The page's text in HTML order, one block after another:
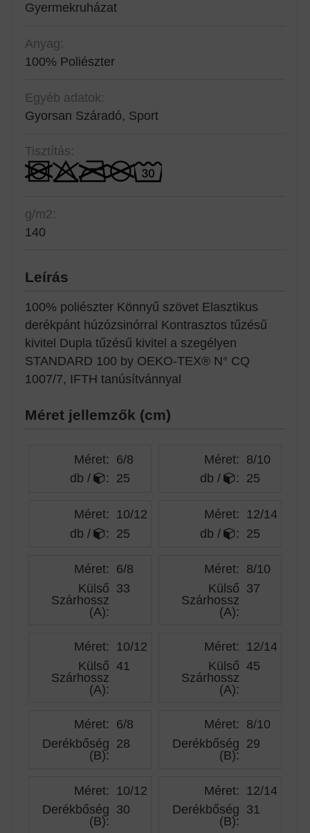
Gyermekruházat
Anyag:
100% Poliészter
Egyéb adatok:
Gyorsan Száradó, Sport
Tisztítás:
g/m2:
140
Leírás
100% poliészter Könnyű szövet Elasztikus
derékpánt húzózsinórral Kontrasztos tűzésű
kivitel Dupla tűzésű kivitel a szegélyen
STANDARD 100 by OEKO-TEX® N° CQ
1007/7, IFTH tanúsítvánnyal
Méret jellemzők (cm)
Méret: 6/8
db /
: 25
Méret: 8/10
db /
: 25
Méret: 10/12
db /
: 25
Méret: 12/14
db /
: 25
Méret: 6/8
Külső
Szárhossz
(A):
33
Méret: 8/10
Külső
Szárhossz
(A):
37
Méret: 10/12
Külső
Szárhossz
(A):
41
Méret: 12/14
Külső
Szárhossz
(A):
45
Méret: 6/8
Derékbőség
(B):
28
Méret: 8/10
Derékbőség
(B):
29
Méret:
10/12
Derékbőség
(B):
30
Méret:
12/14
Derékbőség
(B):
31